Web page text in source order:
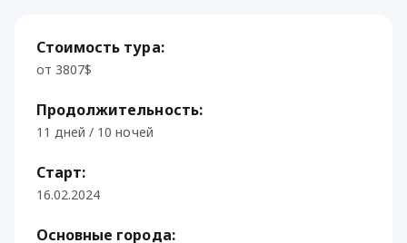
Стоимость тура:
от 3807$
Продолжительность:
11 дней / 10 ночей
Старт:
16.02.2024
Основные города: